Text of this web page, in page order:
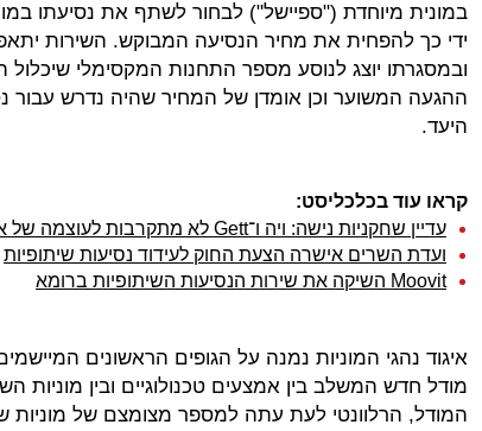
במונית מיוחדת ("ספיישל") לבחור לשתף את נסיעתו
ידי כך להפחית את מחיר הנסיעה המבוקש. השירות
ובמסגרתו יוצג לנוסע מספר התחנות המקסימלי שיכלול
ההגעה המשוער וכן אומדן של המחיר שהיה נדרש עבור
היעד.
קראו עוד בכלכליסט:
עדיין שחקניות נישה: ויה ו־Gett לא מתקרבות לעוצמה של אובר וליפט
ועדת השרים אישרה הצעת החוק לעידוד נסיעות שיתופיות
Moovit השיקה את שירות הנסיעות השיתופיות ברומא
איגוד נהגי המוניות נמנה על הגופים הראשונים
מודל חדש המשלב בין אמצעים טכנולוגיים ובין מוניות
המודל, הרלוונטי לעת עתה למספר מצומצם של מוניות